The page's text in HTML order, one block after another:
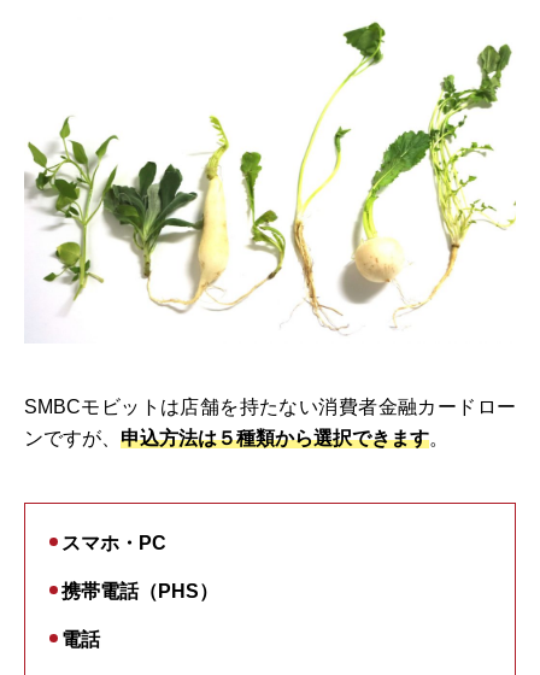
SMBCモビットは店舗を持たない消費者金融カードロー
ンですが、 申込方法は５種類から選択できます。
スマホ・PC
携帯電話（PHS）
電話